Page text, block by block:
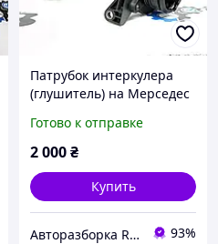
Патрубок интеркулера
(глушитель) на Мерседес
OM642 А6421400687
Готово к отправке
2 000₴
Купить
Авторазборка RMB 93%